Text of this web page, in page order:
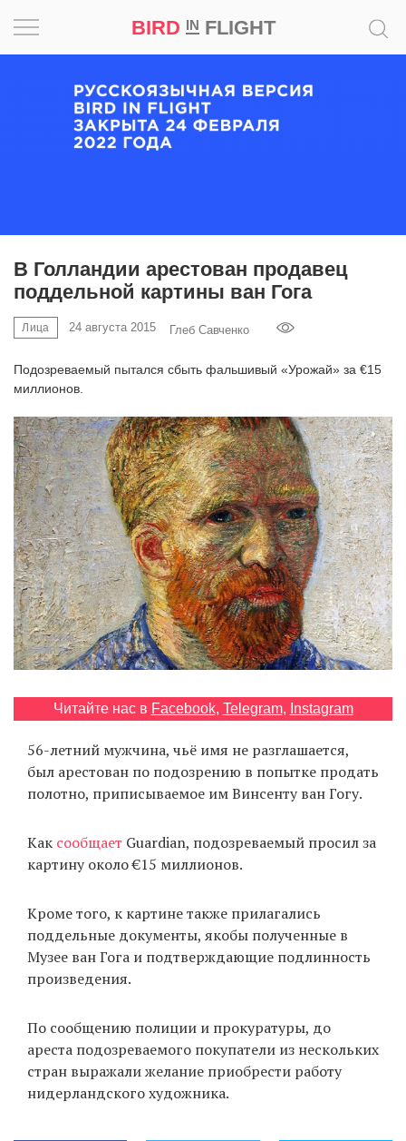
BIRD INFLIGHT
В Голландии арестован продавец
поддельной картины ван Гога
Лица 24 августа 2015 Глеб Савченко
Подозреваемый пытался сбыть фальшивый «Урожай» за €15
миллионов.
Читайте нас в Facebook, Telegram, Instagram
56-летний мужчина, чьё имя не разглашается,
был арестован по подозрению в попытке продать
полотно, приписываемое им Винсенту ван Гогу.
Как сообщает Guardian, подозреваемый просил за
картину около €15 миллионов.
Кроме того, к картине также прилагались
поддельные документы, якобы полученные в
Музее ван Гога и подтверждающие подлинность
произведения.
По сообщению полиции и прокуратуры, до
ареста подозреваемого покупатели из нескольких
стран выражали желание приобрести работу
нидерландского художника.